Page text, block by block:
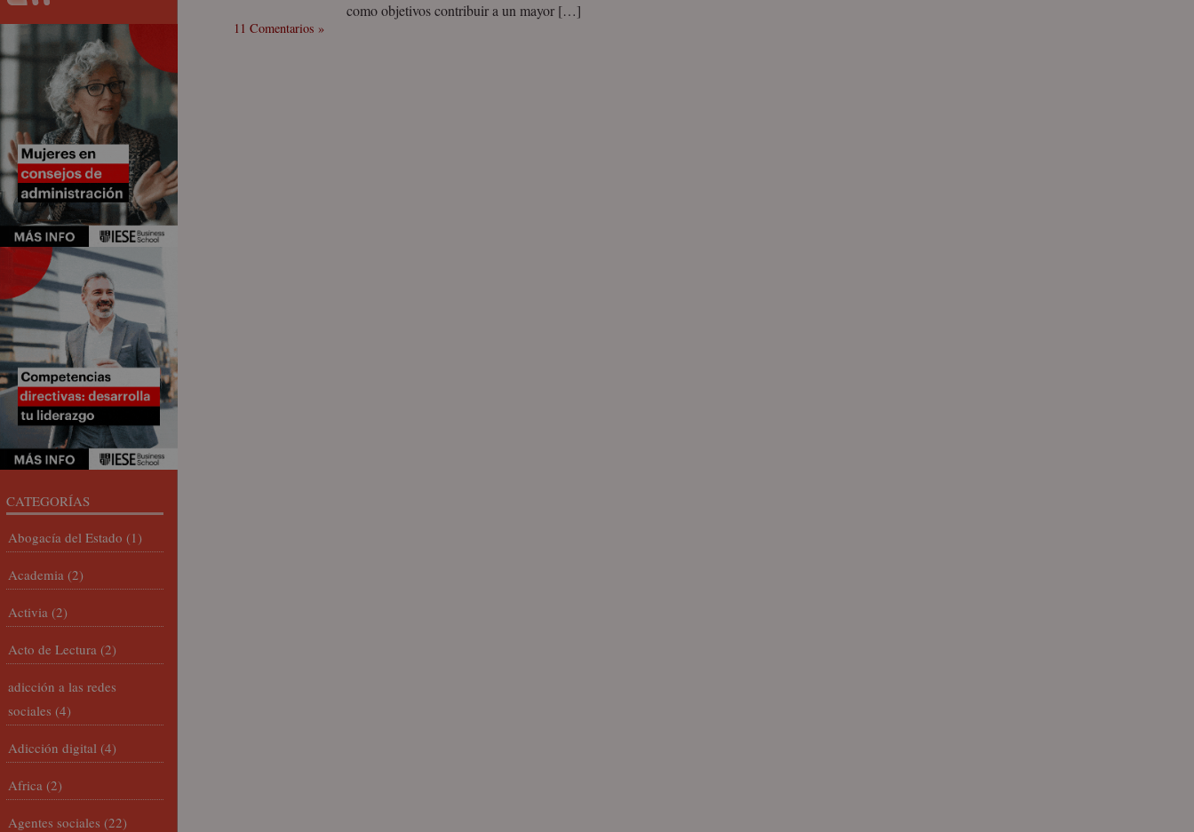
11 Comentarios »
como objetivos contribuir a un mayor […]
CATEGORÍAS
Abogacía del Estado (1)
Academia (2)
Activia (2)
Acto de Lectura (2)
adicción a las redes
sociales (4)
Adicción digital (4)
Africa (2)
Agentes sociales (22)